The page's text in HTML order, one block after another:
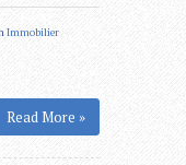
Immobilier
Read More »